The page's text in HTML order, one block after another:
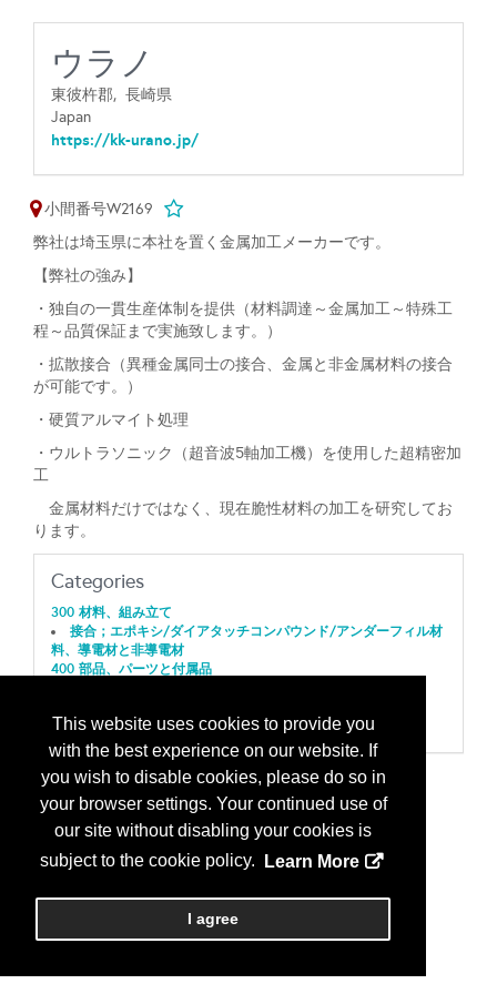
This website uses cookies to provide you
with the best experience on our website. If
you wish to disable cookies, please do so in
your browser settings. Your continued use of
our site without disabling your cookies is
subject to the cookie policy.
Learn More
I agree
ウラノ
東彼杵郡, 長崎県
Japan
https://kk-urano.jp/
小間番号W2169
弊社は埼玉県に本社を置く金属加工メーカーです。
【弊社の強み】
・独自の一貫生産体制を提供（材料調達～金属加工～特殊工
程～品質保証まで実施致します。）
・拡散接合（異種金属同士の接合、金属と非金属材料の接合
が可能です。）
・硬質アルマイト処理
・ウルトラソニック（超音波5軸加工機）を使用した超精密加
工
金属材料だけではなく、現在脆性材料の加工を研究してお
ります。
Categories
300 材料、組み立て
接合；エポキシ/ダイアタッチコンパウンド/アンダーフィル材
料、導電材と非導電材
400 部品、パーツと付属品
メッキ；電気的研磨/塗布/表面処理